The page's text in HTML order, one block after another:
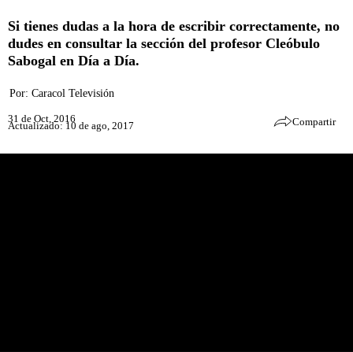
Si tienes dudas a la hora de escribir correctamente, no
dudes en consultar la sección del profesor Cleóbulo
Sabogal en Día a Día.
Por: Caracol Televisión
31 de Oct, 2016
Actualizado: 10 de ago, 2017 Compartir